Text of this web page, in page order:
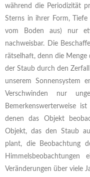
während die Periodizität
Sterns in ihrer Form,
vom Boden aus) nur
nachweisbar. Die
rätselhaft, denn die Menge
der Staub durch den
unserem Sonnensystem
Verschwinden nur
Bemerkenswerterweise
denen das Objekt
Objekt, das den Staub
plant, die Beobachtung
Himmelsbeobachtungen
Veränderungen über viele